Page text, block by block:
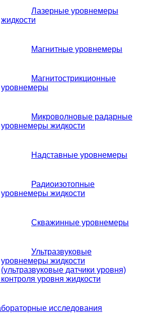
Лазерные уровнемеры
жидкости
Магнитные уровнемеры
Магнитострикционные
уровнемеры
Микроволновые радарные
уровнемеры жидкости
Надставные уровнемеры
Радиоизотопные
уровнемеры жидкости
Скважинные уровнемеры
Ультразвуковые
уровнемеры жидкости
(ультразвуковые датчики уровня)
уровня жидкости
исследования